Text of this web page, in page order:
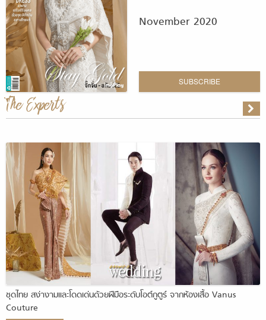
November 2020
SUBSCRIBE
The Experts
ชุดไทย สง่างามและโดดเด่นด้วยฝีมือระดับโอต์กูตูร์ จากห้องเสื้อ Vanus
Couture